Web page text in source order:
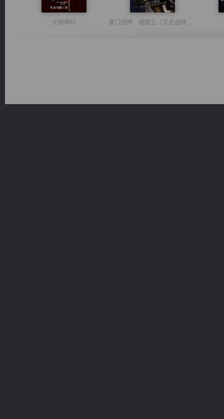
光明神印 豪门战神：我既王（又名战神归来不败神婿修罗战神）